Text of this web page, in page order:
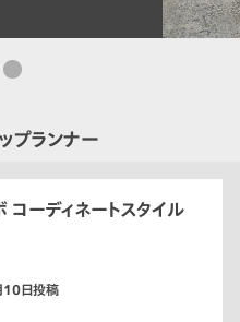
プランナー
ーディネートスタイル
日投稿